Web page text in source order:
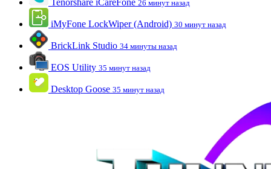
Tenorshare iCareFone 26 минут назад
iMyFone LockWiper (Android) 30 минут назад
BrickLink Studio 34 минуты назад
EOS Utility 35 минут назад
Desktop Goose 35 минут назад